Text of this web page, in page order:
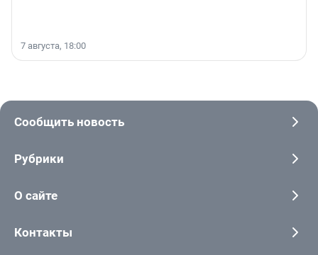
7 августа, 18:00
Сообщить новость
Рубрики
О сайте
Контакты